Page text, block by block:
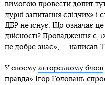
вимогою провести допит
дурні запитання слідчих»
ДБР не існує. Що означає це
дійсності? Провадження є,
це добре знає», — написав
У своєму авторському блозі
правда» Ігор Головань